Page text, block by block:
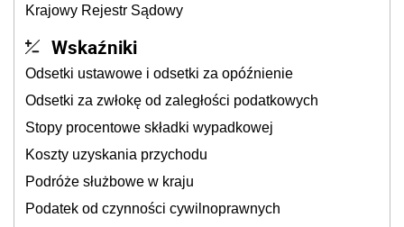
Krajowy Rejestr Sądowy
Wskaźniki
Odsetki ustawowe i odsetki za opóźnienie
Odsetki za zwłokę od zaległości podatkowych
Stopy procentowe składki wypadkowej
Koszty uzyskania przychodu
Podróże służbowe w kraju
Podatek od czynności cywilnoprawnych